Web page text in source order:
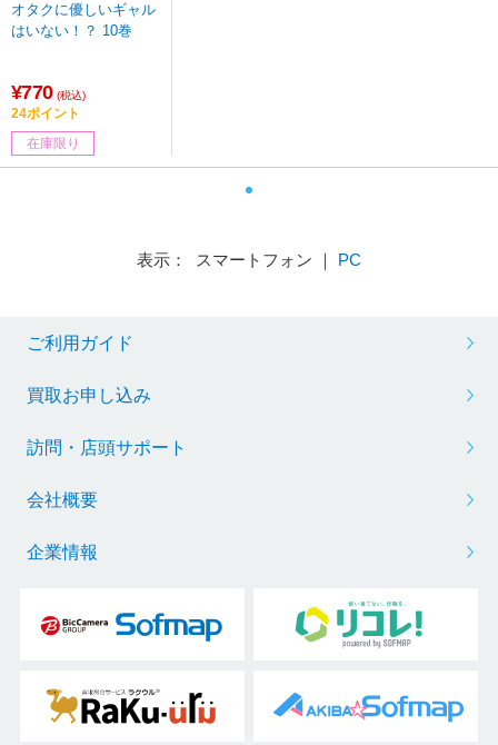
オタクに優しいギャル
はいない！？ 10巻
¥770 (税込)
24ポイント
在庫限り
表示： スマートフォン ｜ PC
ご利用ガイド
買取お申し込み
訪問・店頭サポート
会社概要
企業情報